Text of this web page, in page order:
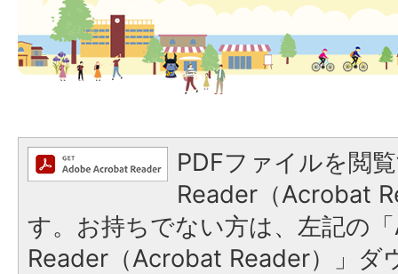
PDFファイルを閲
Reader（Acrobat
す。お持ちでない方は、左記の
Reader（Acrobat Reader）」ダ